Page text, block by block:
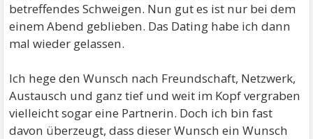
betreffendes Schweigen. Nun gut es ist nur bei dem
einem Abend geblieben. Das Dating habe ich dann
mal wieder gelassen.
Ich hege den Wunsch nach Freundschaft, Netzwerk,
Austausch und ganz tief und weit im Kopf vergraben
vielleicht sogar eine Partnerin. Doch ich bin fast
davon überzeugt, dass dieser Wunsch ein Wunsch